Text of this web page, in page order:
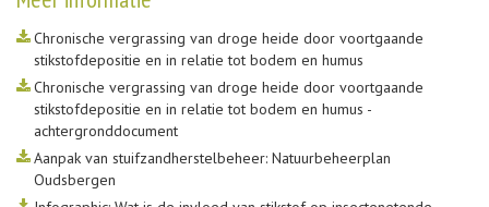
Chronische vergrassing van droge heide door voortgaande
stikstofdepositie en in relatie tot bodem en humus
Chronische vergrassing van droge heide door voortgaande
stikstofdepositie en in relatie tot bodem en humus -
achtergronddocument
Aanpak van stuifzandherstelbeheer: Natuurbeheerplan
Oudsbergen